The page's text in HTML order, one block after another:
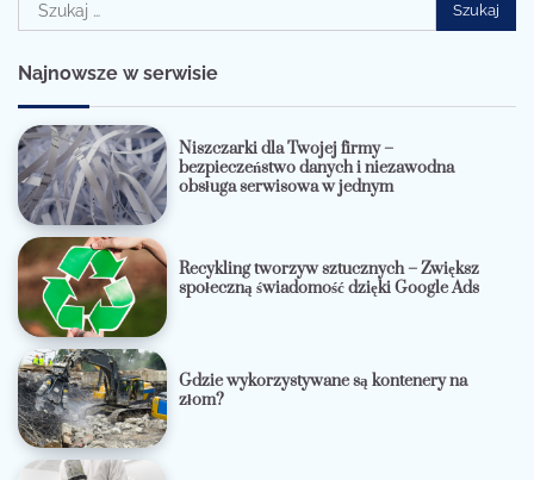
Najnowsze w serwisie
Niszczarki dla Twojej firmy –
bezpieczeństwo danych i niezawodna
obsługa serwisowa w jednym
Recykling tworzyw sztucznych – Zwiększ
społeczną świadomość dzięki Google Ads
Gdzie wykorzystywane są kontenery na
złom?